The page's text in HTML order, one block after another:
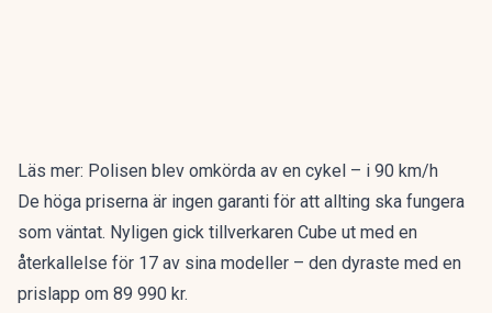
Läs mer: Polisen blev omkörda av en cykel – i 90 km/h
De höga priserna är ingen garanti för att allting ska fungera
som väntat. Nyligen gick tillverkaren Cube ut med en
återkallelse för 17 av sina modeller – den dyraste med en
prislapp om 89 990 kr.